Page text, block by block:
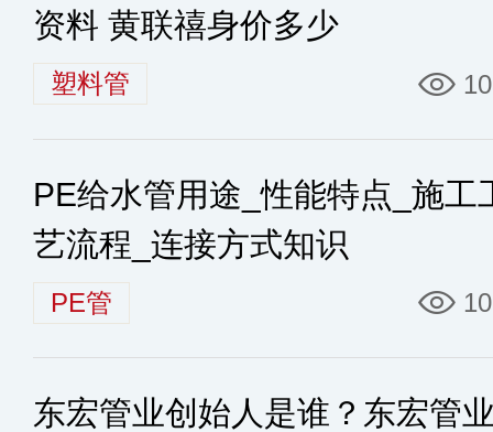
资料 黄联禧身价多少
塑料管
PE给水管用途_性能特点_施工
艺流程_连接方式知识
PE管
东宏管业创始人是谁？东宏管